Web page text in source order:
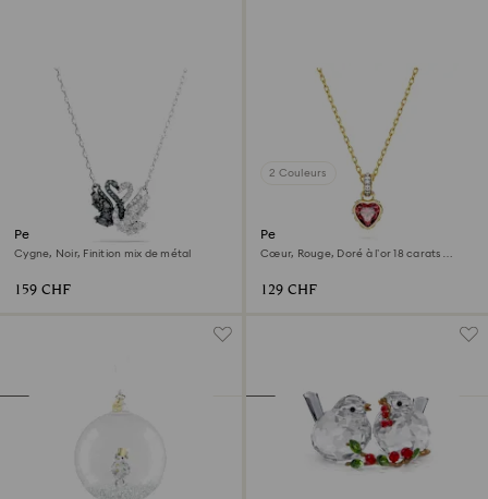
Pendentif Swan
Cygne, Noir, Finition mix de métal
159 CHF
2 Couleurs
Pendentif Chroma
Cœur, Rouge, Doré à l’or 18 carats
129 CHF